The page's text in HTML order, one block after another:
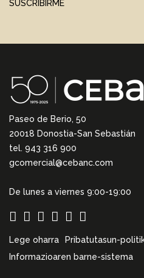
SUSCRIBIRME
Paseo de Berio, 50
20018 Donostia-San Sebastián
tel. 943 316 900
gcomercial@cebanc.com
De lunes a viernes 9:00-19:00
Lege oharra Pribatutasun-
Informazioaren barne-sistema